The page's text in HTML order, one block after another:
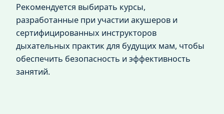
Рекомендуется выбирать курсы,
разработанные при участии акушеров и
сертифицированных инструкторов
дыхательных практик для будущих мам, чтобы
обеспечить безопасность и эффективность
занятий.